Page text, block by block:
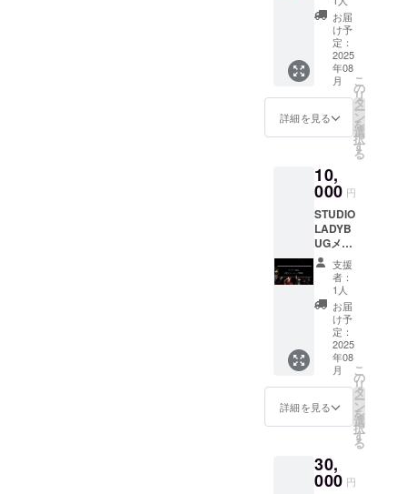
なりま
す。
ディン
グ終了
時に、
いただ
いた
メール
アドレ
スへの
お礼の
メッ
をお送
りしま
す。 ※
このリ
ターン
は3,000
円のリ
ターン
と同じ
内容に
なりま
す。
お届
け予
定：
2025
年08
月
詳細を見る
こ
の
リ
タ
ー
ン
を
選
択
す
る
10,
000 円
STUDIO
LADYB
UGメン
バー数
名によ
るお礼
のメッ
セージ
動画を
お送り
しま
す。 収
録時間:
約1分間
※メール
にURL
しま
す。
支援
者：
1人
お届
け予
定：
2025
年08
月
詳細を見る
こ
の
リ
タ
ー
ン
を
選
択
す
る
30,
000 円